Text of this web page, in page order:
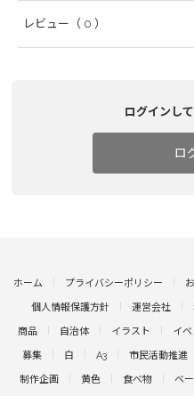
レビュー （ 0 ）
ログインし
ロ
ホーム プライバシーポリシー
個人情報保護方針 運営会社
商品 自治体 イラスト イ
募集 白 A3 市民活動推進
制作企画 黄色 食べ物 ベ